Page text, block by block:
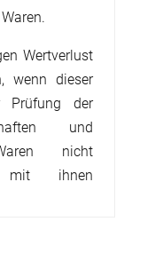
Wertverlust
wenn dieser
Prüfung der
und
nicht
mit ihnen